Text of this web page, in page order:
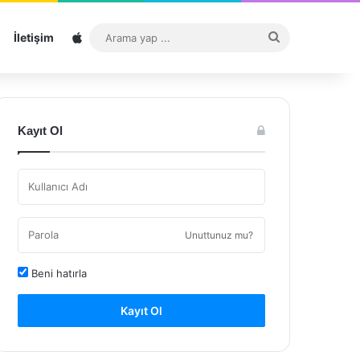
İletişim Sitemap
...
Kayıt Ol
Unuttunuz mu?
Beni hatırla
Kayıt Ol